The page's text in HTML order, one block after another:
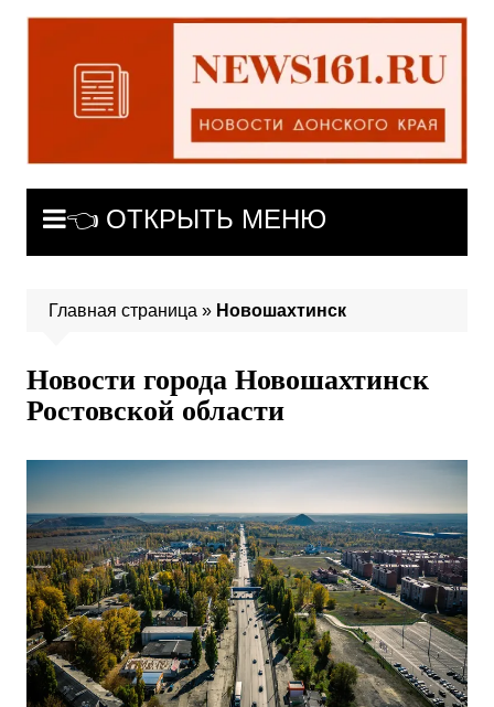
Перейти
содержимому
👈 ОТКРЫТЬ МЕНЮ
Главная страница » Новошахтинск
Новости города Новошахтинск
Ростовской области